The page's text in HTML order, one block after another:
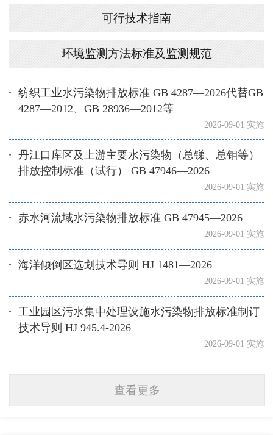
可行技术指南
环境监测方法标准及监测规范
纺织工业水污染物排放标准 GB 4287—2026代替GB
4287—2012、GB 28936—2012等
2026-09-01 实施
丹江口库区及上游主要水污染物（总锑、总钼等）
排放控制标准（试行） GB 47946—2026
2026-09-01 实施
赤水河流域水污染物排放标准 GB 47945—2026
2026-09-01 实施
海洋倾倒区选划技术导则 HJ 1481—2026
2026-09-01 实施
工业园区污水集中处理设施水污染物排放标准制订
技术导则 HJ 945.4-2026
2026-09-01 实施
查看更多